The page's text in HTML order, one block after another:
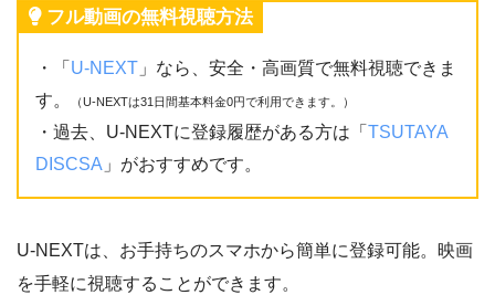
フル動画の無料視聴方法
・「 U-NEXT 」なら、安全・高画質で無料視聴できま
す。
（U-NEXTは31日間基本料金0円で利用できます。）
・過去、U-NEXTに登録履歴がある方は「 TSUTAYA
DISCSA 」がおすすめです。
U-NEXTは、お手持ちのスマホから簡単に登録可能。映画
を手軽に視聴することができます。